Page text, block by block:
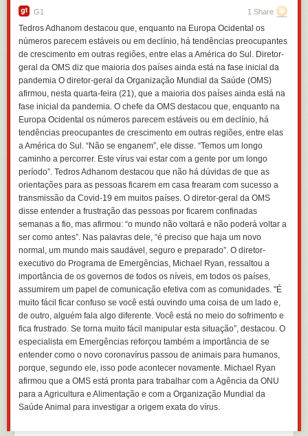
G1 1 Share
Tedros Adhanom destacou que, enquanto na Europa Ocidental os
números parecem estáveis ou em declínio, há tendências preocupantes
de crescimento em outras regiões, entre elas a América do Sul. Diretor-
geral da OMS diz que maioria dos países ainda está na fase inicial da
pandemia O diretor-geral da Organização Mundial da Saúde (OMS)
afirmou, nesta quarta-feira (21), que a maioria dos países ainda está na
fase inicial da pandemia. O chefe da OMS destacou que, enquanto na
Europa Ocidental os números parecem estáveis ou em declínio, há
tendências preocupantes de crescimento em outras regiões, entre elas
a América do Sul. “Não se enganem”, ele disse. “Temos um longo
caminho a percorrer. Este vírus vai estar com a gente por um longo
período”. Tedros Adhanom destacou que não há dúvidas de que as
orientações para as pessoas ficarem em casa frearam com sucesso a
transmissão da Covid-19 em muitos países. O diretor-geral da OMS
disse entender a frustração das pessoas por ficarem confinadas
semanas a fio, mas afirmou: “o mundo não voltará e não poderá voltar a
ser como antes”. Nas palavras dele, “é preciso que haja um novo
normal, um mundo mais saudável, seguro e preparado”. O diretor-
executivo do Programa de Emergências, Michael Ryan, ressaltou a
importância de os governos de todos os níveis, em todos os países,
assumirem um papel de comunicação efetiva com as comunidades. "É
muito fácil ficar confuso se você está ouvindo uma coisa de um lado e,
de outro, alguém fala algo diferente. Você está no meio do sofrimento e
fica frustrado. Se torna muito fácil manipular esta situação”, destacou. O
especialista em Emergências reforçou também a importância de se
entender como o novo coronavírus passou de animais para humanos,
porque, segundo ele, isso pode acontecer novamente. Michael Ryan
afirmou que a OMS está pronta para trabalhar com a Agência da ONU
para a Agricultura e Alimentação e com a Organização Mundial da
Saúde Animal para investigar a origem exata do vírus.